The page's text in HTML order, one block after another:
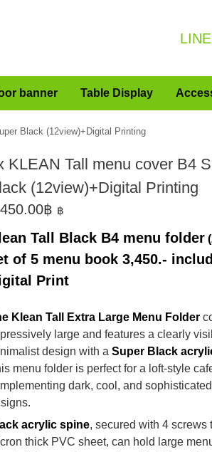
banner Table Display
Black (12view)+Digital Printing
KLEAN Tall menu cover B4
(12view)+Digital Printing
฿ ฿
Tall Black B4 menu folder
of 5 menu book 3,450.-
Print
Klean Tall Extra Large Menu Folder
large and features a clearly
design with a Super Black
menu folder is perfect for a loft-style
dark, cool, and
acrylic spine, secured with 4 screws
thick PVC sheet, can hold large